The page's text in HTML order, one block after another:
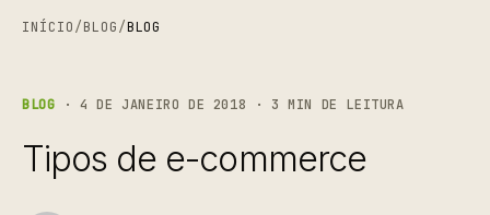
INÍCIO/BLOG/BLOG
BLOG · 4 DE JANEIRO DE 2018 · 3 MIN DE LEITURA
Tipos de e-commerce